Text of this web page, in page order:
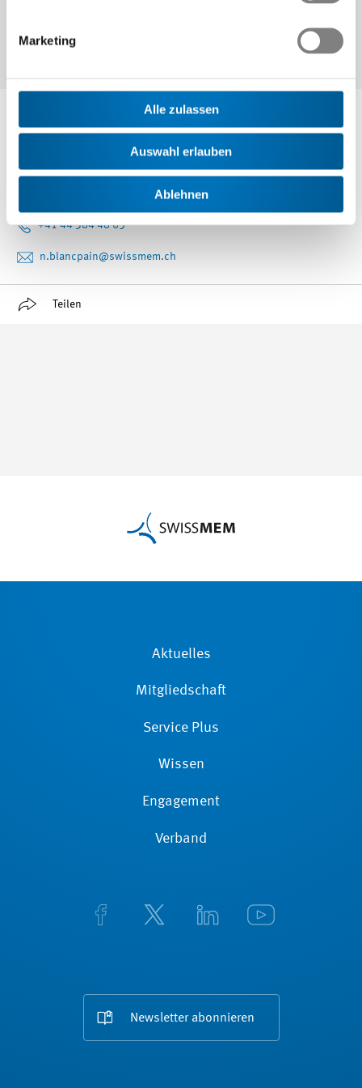
Marketing
Alle zulassen
Auswahl erlauben
Ablehnen
Bereichsleiter Kommunikation und Public Affairs
+41 44 384 48 65
n.blancpain@swissmem.ch
Teilen
de/organisation-mitglieder/fachgruppen/swiss-asd/en-
9100.html>http://www.swissmem.ch/en-9100</link>
Aktuelles
Mitgliedschaft
Service Plus
Wissen
Engagement
Verband
Newsletter abonnieren